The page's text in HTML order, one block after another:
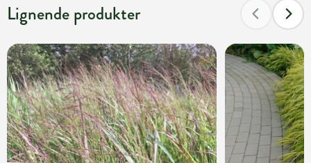
Lignende produkter